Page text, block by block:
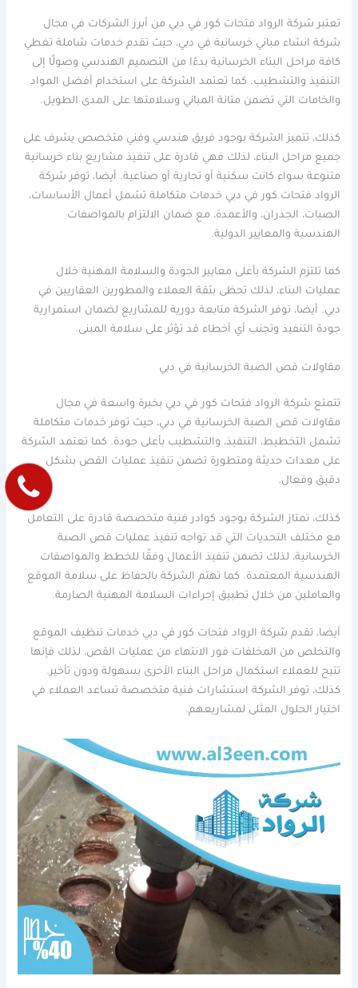
تعتبر شركة الرواد فتحات كور في دبي من أبرز الشركات في مجال
شركة انشاء مباني خرسانية في دبي، حيث تقدم خدمات شاملة تغطي
كافة مراحل البناء الخرسانية بدءًا من التصميم الهندسي وصولًا إلى
التنفيذ والتشطيب. كما تعتمد الشركة على استخدام أفضل المواد
والخامات التي تضمن متانة المباني وسلامتها على المدى الطويل.
كذلك، تتميز الشركة بوجود فريق هندسي وفني متخصص يشرف على
جميع مراحل البناء، لذلك فهي قادرة على تنفيذ مشاريع بناء خرسانية
متنوعة سواء كانت سكنية أو تجارية أو صناعية. أيضا، توفر شركة
الرواد فتحات كور في دبي خدمات متكاملة تشمل أعمال الأساسات،
الصبات، الجدران، والأعمدة، مع ضمان الالتزام بالمواصفات
الهندسية والمعايير الدولية.
كما تلتزم الشركة بأعلى معايير الجودة والسلامة المهنية خلال
عمليات البناء، لذلك تحظى بثقة العملاء والمطورين العقاريين في
دبي. أيضا، توفر الشركة متابعة دورية للمشاريع لضمان استمرارية
جودة التنفيذ وتجنب أي أخطاء قد تؤثر على سلامة المبنى.
مقاولات قص الصبة الخرسانية في دبي
تتمتع شركة الرواد فتحات كور في دبي بخبرة واسعة في مجال
مقاولات قص الصبة الخرسانية في دبي، حيث توفر خدمات متكاملة
تشمل التخطيط، التنفيذ، والتشطيب بأعلى جودة. كما تعتمد الشركة
على معدات حديثة ومتطورة تضمن تنفيذ عمليات القص بشكل
دقيق وفعال.
كذلك، تمتاز الشركة بوجود كوادر فنية متخصصة قادرة على التعامل
مع مختلف التحديات التي قد تواجه تنفيذ عمليات قص الصبة
الخرسانية، لذلك تضمن تنفيذ الأعمال وفقًا للخطط والمواصفات
الهندسية المعتمدة. كما تهتم الشركة بالحفاظ على سلامة الموقع
والعاملين من خلال تطبيق إجراءات السلامة المهنية الصارمة.
أيضا، تقدم شركة الرواد فتحات كور في دبي خدمات تنظيف الموقع
والتخلص من المخلفات فور الانتهاء من عمليات القص، لذلك فإنها
تتيح للعملاء استكمال مراحل البناء الأخرى بسهولة ودون تأخير.
كذلك، توفر الشركة استشارات فنية متخصصة تساعد العملاء في
اختيار الحلول المثلى لمشاريعهم.